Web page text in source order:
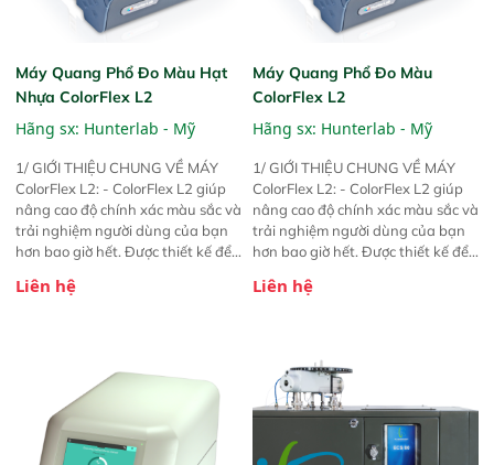
Máy Quang Phổ Đo Màu Hạt
Nhựa ColorFlex L2
Hãng sx: Hunterlab - Mỹ
1/ GIỚI THIỆU CHUNG VỀ MÁY
ColorFlex L2: - ColorFlex L2 giúp
nâng cao độ chính xác màu sắc và
trải nghiệm người dùng của bạn
hơn bao giờ hết. Được thiết kế để
kiểm soát chất lượng của bạn. -
bạn. Thiết kế nhỏ gọn và tiện
dụng trong khi vẫn mang lại độ
bền và độ tin cậy cao hơn. - Ứng
dụng : nhiều ngành công nghiệp
khác nhau như thực phẩm, mỹ
Liên hệ
Máy Quang Phổ Đo Màu
ColorFlex L2
Hãng sx: Hunterlab - Mỹ
1/ GIỚI THIỆU CHUNG VỀ MÁY
ColorFlex L2: - ColorFlex L2 giúp
nâng cao độ chính xác màu sắc và
trải nghiệm người dùng của bạn
hơn bao giờ hết. Được thiết kế để
kiểm soát chất lượng của bạn. -
bạn. Thiết kế nhỏ gọn và tiện
dụng trong khi vẫn mang lại độ
bền và độ tin cậy cao hơn. - Ứng
dụng : nhiều ngành công nghiệp
khác nhau như thực phẩm, mỹ
Liên hệ